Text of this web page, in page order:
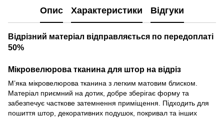
Опис Характеристики Відгуки
Відрізний матеріал відправляється по передоплаті
50%
Мікровелюрова тканина для штор на відріз
М’яка мікровелюрова тканина з легким матовим блиском.
Матеріал приємний на дотик, добре зберігає форму та
забезпечує часткове затемнення приміщення. Підходить для
пошиття штор, декоративних подушок, покривал та інших